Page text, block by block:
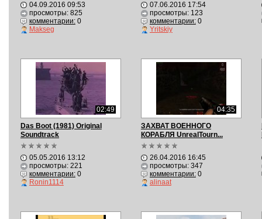
04.09.2016 09:53
просмотры: 825
комментарии:0
Makseg
07.06.2016 17:54
просмотры: 123
комментарии:0
Yritskiy
02:49
Das Boot (1981) Original
Soundtrack
05.05.2016 13:12
просмотры: 221
комментарии:0
Ronin1114
04:35
ЗАХВАТ ВОЕННОГО
КОРАБЛЯ UnrealTourn...
26.04.2016 16:45
просмотры: 347
комментарии:0
alinaat